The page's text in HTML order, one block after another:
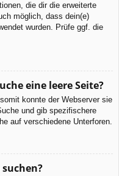
die dir die erweiterte
möglich, dass dein(e)
wurden. Prüfe ggf. die
eine leere Seite?
konnte der Webserver sie
und gib spezifischere
auf verschiedene Unterforen.